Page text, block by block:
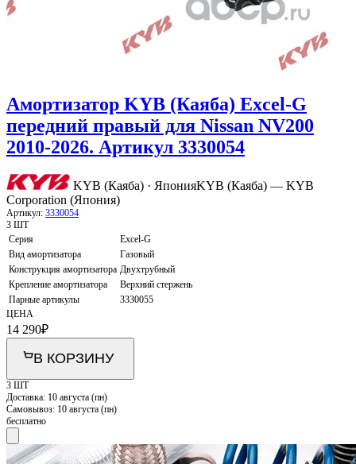
Амортизатор KYB (Каяба) Excel-G
передний правый для Nissan NV200
2010-2026. Артикул 3330054
KYB (Каяба) · ЯпонияKYB (Каяба) — KYB
Corporation (Япония)
Артикул: 3330054
3 ШТ
Серия
Excel-G
Вид амортизатора
Газовый
Конструкция амортизатора Двухтрубный
Крепление амортизатора
Верхний стержень
Парные артикулы
3330055
ЦЕНА
14 290₽
В КОРЗИНУ
3 ШТ
Доставка: 10 августа (пн)
Самовывоз: 10 августа (пн)
бесплатно